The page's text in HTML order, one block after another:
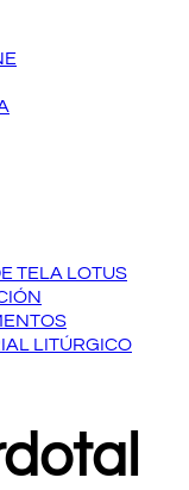
TELA LOTUS
LITÚRGICO